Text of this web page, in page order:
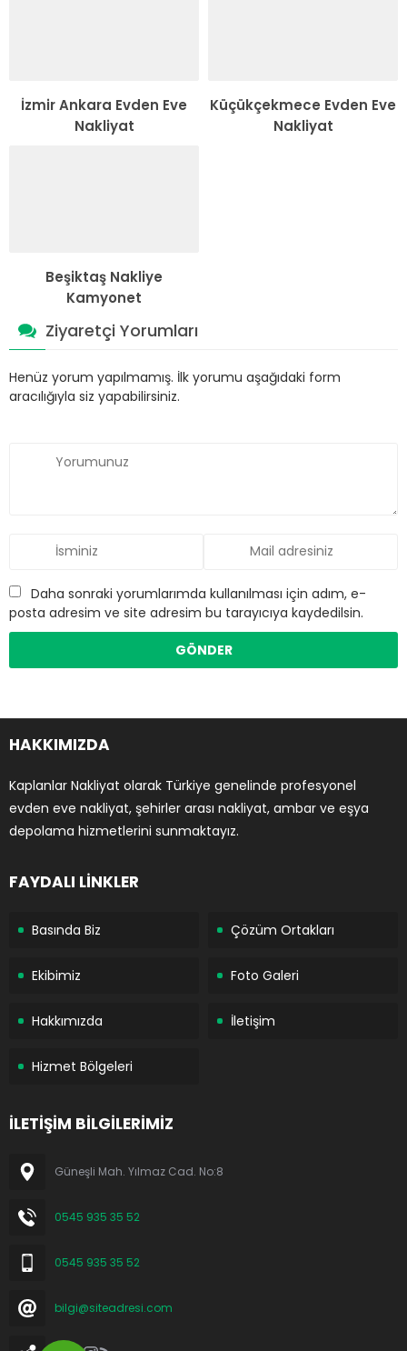
İzmir Ankara Evden Eve
Nakliyat
Küçükçekmece Evden Eve
Nakliyat
Beşiktaş Nakliye
Kamyonet
Ziyaretçi Yorumları
Henüz yorum yapılmamış. İlk yorumu aşağıdaki form
aracılığıyla siz yapabilirsiniz.
Daha sonraki yorumlarımda kullanılması için adım, e-
posta adresim ve site adresim bu tarayıcıya kaydedilsin.
HAKKIMIZDA
Kaplanlar Nakliyat olarak Türkiye genelinde profesyonel
evden eve nakliyat, şehirler arası nakliyat, ambar ve eşya
depolama hizmetlerini sunmaktayız.
FAYDALI LİNKLER
Basında Biz Çözüm Ortakları
Ekibimiz Foto Galeri
Hakkımızda İletişim
Hizmet Bölgeleri
İLETİŞİM BİLGİLERİMİZ
Güneşli Mah. Yılmaz Cad. No:8
0545 935 35 52
0545 935 35 52
bilgi@siteadresi.com